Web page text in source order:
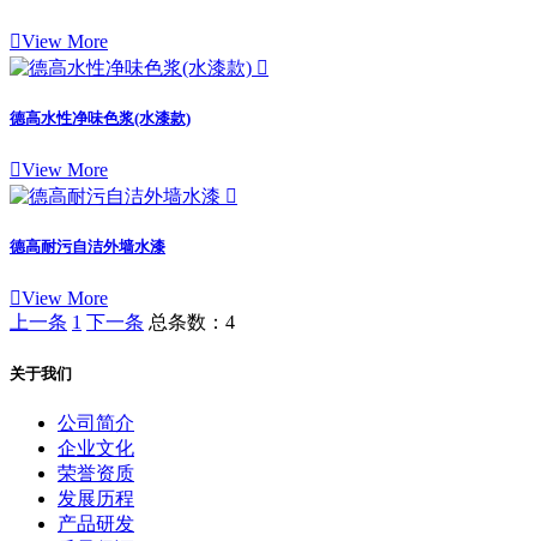
View More

德高水性净味色浆(水漆款)
View More

德高耐污自洁外墙水漆
View More
上一条 1 下一条 总条数：4
关于我们
公司简介
企业文化
荣誉资质
发展历程
产品研发